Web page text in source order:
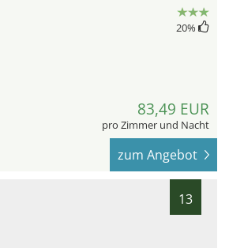
20%
83,49 EUR
pro Zimmer und Nacht
zum Angebot
13